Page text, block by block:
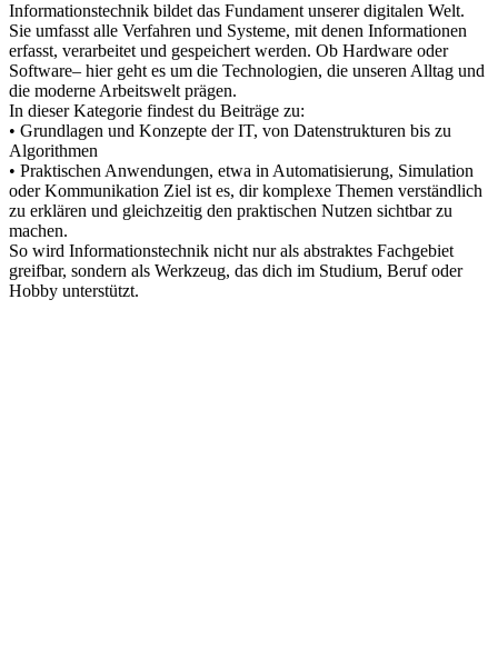
Informationstechnik bildet das Fundament unserer digitalen Welt.
Sie umfasst alle Verfahren und Systeme, mit denen Informationen
erfasst, verarbeitet und gespeichert werden. Ob Hardware oder
Software– hier geht es um die Technologien, die unseren Alltag und
die moderne Arbeitswelt prägen.
In dieser Kategorie findest du Beiträge zu:
• Grundlagen und Konzepte der IT, von Datenstrukturen bis zu
Algorithmen
• Praktischen Anwendungen, etwa in Automatisierung, Simulation
oder Kommunikation Ziel ist es, dir komplexe Themen verständlich
zu erklären und gleichzeitig den praktischen Nutzen sichtbar zu
machen.
So wird Informationstechnik nicht nur als abstraktes Fachgebiet
greifbar, sondern als Werkzeug, das dich im Studium, Beruf oder
Hobby unterstützt.